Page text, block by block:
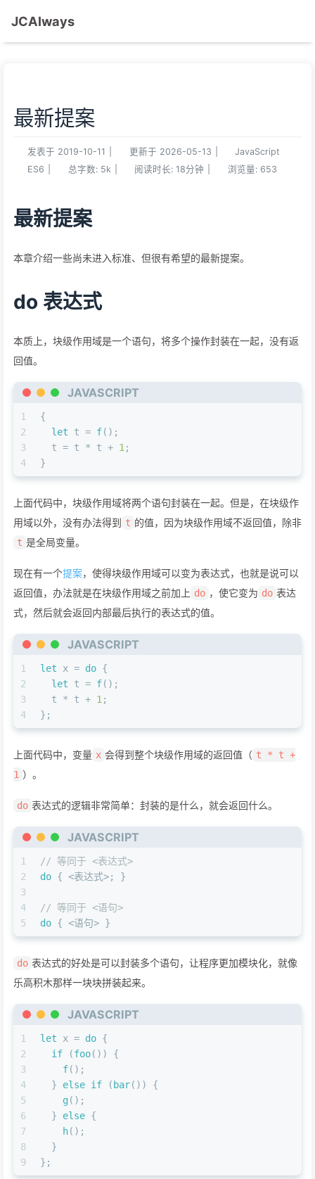
JCAlways
最新提案
发表于 2019-10-11 更新于 2026-05-13
JavaScript
ES6
总字数: 5k 阅读时长: 18分钟 浏览量: 653
最新提案
本章介绍一些尚未进入标准、但很有希望的最新提案。
do 表达式
本质上，块级作用域是一个语句，将多个操作封装在一起，没有返
回值。
JAVASCRIPT
1
2
3
4
{
let t = f();
  t = t * t +
1 ;
}
上面代码中，块级作用域将两个语句封装在一起。但是，在块级作
用域以外，没有办法得到 t 的值，因为块级作用域不返回值，除非
t 是全局变量。
现在有一个提案，使得块级作用域可以变为表达式，也就是说可以
返回值，办法就是在块级作用域之前加上 do ，使它变为 do 表达
式，然后就会返回内部最后执行的表达式的值。
JAVASCRIPT
1
2
3
4
let x = do {
let t = f();
  t * t +
1 ;
};
上面代码中，变量 x 会得到整个块级作用域的返回值（ t * t +
1 ）。
do 表达式的逻辑非常简单：封装的是什么，就会返回什么。
JAVASCRIPT
1
2
3
4
5
// 等同于 <表达式>
do { <表达式>; }
// 等同于 <语句>
do { <语句> }
do 表达式的好处是可以封装多个语句，让程序更加模块化，就像
乐高积木那样一块块拼装起来。
JAVASCRIPT
1
2
3
4
5
6
7
8
9
let x = do {
if (foo()) {
f();
  }
else if ( bar()) {
g();
  }
else {
h();
  }
};